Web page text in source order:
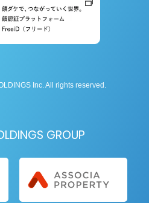
Inc. All rights reserved.
GROUP